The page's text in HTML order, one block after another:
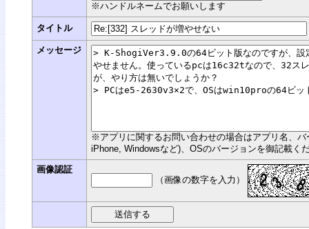
※ハンドルネームでお願いします
タイトル
メッセージ
※アプリに関するお問い合わせの場合はアプリ名、
iPhone, Windowsなど)、OSのバージョンを御記載く
画像認証
（画像の数字を入力）